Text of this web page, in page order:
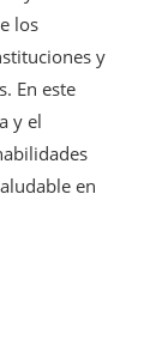
los
y
En este
y el
en